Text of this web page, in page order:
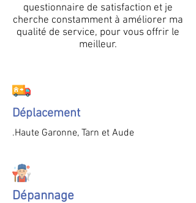
questionnaire de satisfaction et je
cherche constamment à améliorer ma
qualité de service, pour vous offrir le
meilleur.
Déplacement
.Haute Garonne, Tarn et Aude
Dépannage